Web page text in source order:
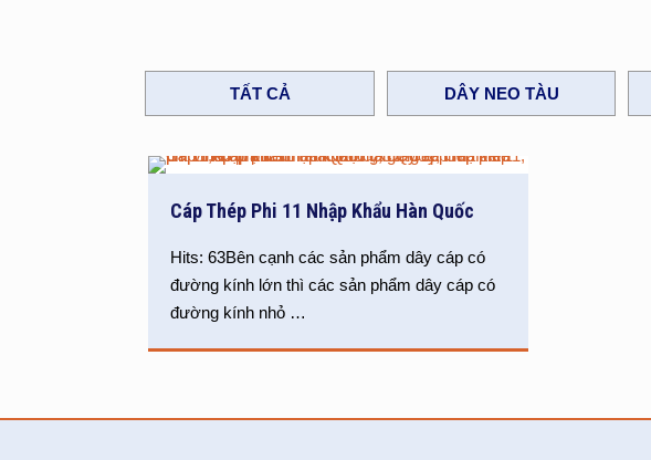
TẤT CẢ DÂY NEO TÀU
Cáp Thép Phi 11 Nhập Khẩu Hàn Quốc
Hits: 63Bên cạnh các sản phẩm dây cáp có
đường kính lớn thì các sản phẩm dây cáp có
đường kính nhỏ …